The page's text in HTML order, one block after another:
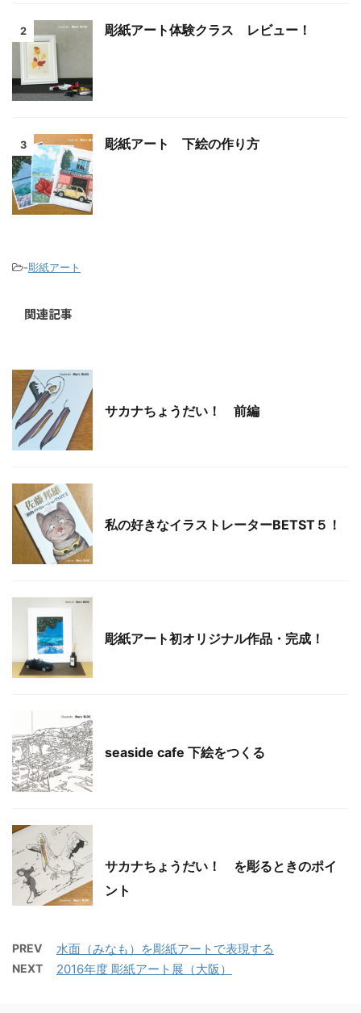
2 彫紙アート体験クラス レビュー！
3 彫紙アート 下絵の作り方
-彫紙アート
関連記事
サカナちょうだい！ 前編
私の好きなイラストレーターBETST５！
彫紙アート初オリジナル作品・完成！
seaside cafe 下絵をつくる
サカナちょうだい！ を彫るときのポイ
ント
PREV 水面（みなも）を彫紙アートで表現する
NEXT 2016年度 彫紙アート展（大阪）